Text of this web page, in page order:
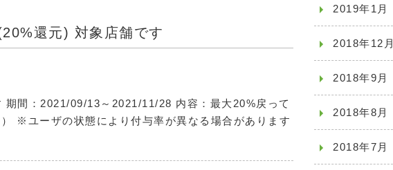
還元) 対象店舗です
間：2021/09/13～2021/11/28 内容：最大20%戻って
※ユーザの状態により付与率が異なる場合があります
2019年1月
2018年12月
2018年9月
2018年8月
2018年7月